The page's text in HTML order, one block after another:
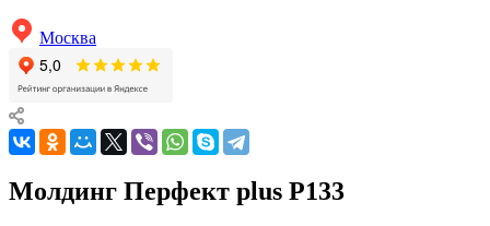
Москва
Молдинг Перфект plus P133